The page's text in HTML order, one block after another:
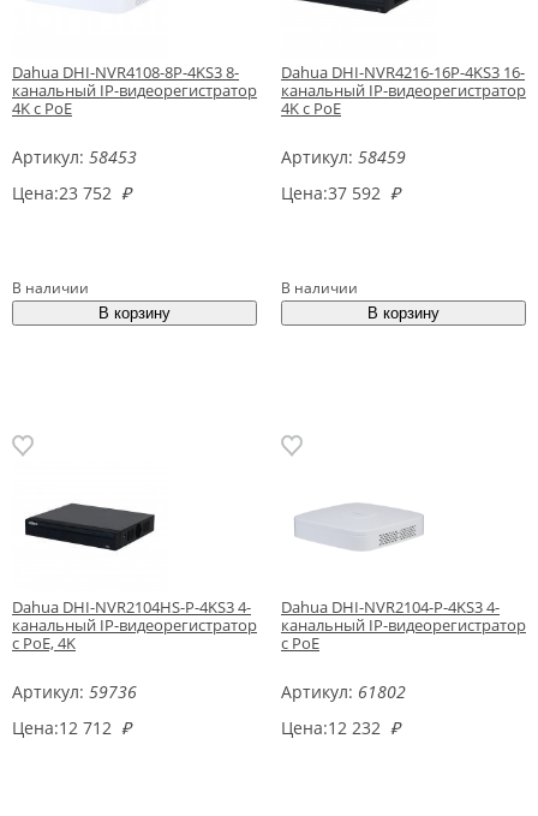
Dahua DHI-NVR4108-8P-4KS3 8-
канальный IP-видеорегистратор
4K с PoE
Артикул: 58453
Цена:23 752 ₽
В наличии
Dahua DHI-NVR4216-16P-4KS3 16-
канальный IP-видеорегистратор
4K с PoE
Артикул: 58459
Цена:37 592 ₽
В наличии
Dahua DHI-NVR2104HS-P-4KS3 4-
канальный IP-видеорегистратор
с PoE, 4K
Артикул: 59736
Цена:12 712 ₽
Dahua DHI-NVR2104-P-4KS3 4-
канальный IP-видеорегистратор
с PoE
Артикул: 61802
Цена:12 232 ₽